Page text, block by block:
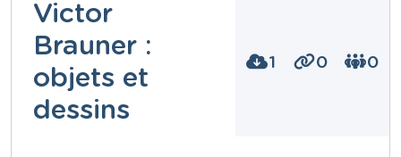
Victor
Brauner :
objets et
dessins
1 0 0